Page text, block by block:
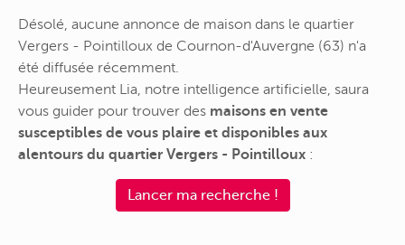
Désolé, aucune annonce de maison dans le quartier
Vergers - Pointilloux de Cournon-d'Auvergne (63) n'a
été diffusée récemment.
Heureusement Lia, notre intelligence artificielle, saura
vous guider pour trouver des maisons en vente
susceptibles de vous plaire et disponibles aux
alentours du quartier Vergers - Pointilloux :
Lancer ma recherche !